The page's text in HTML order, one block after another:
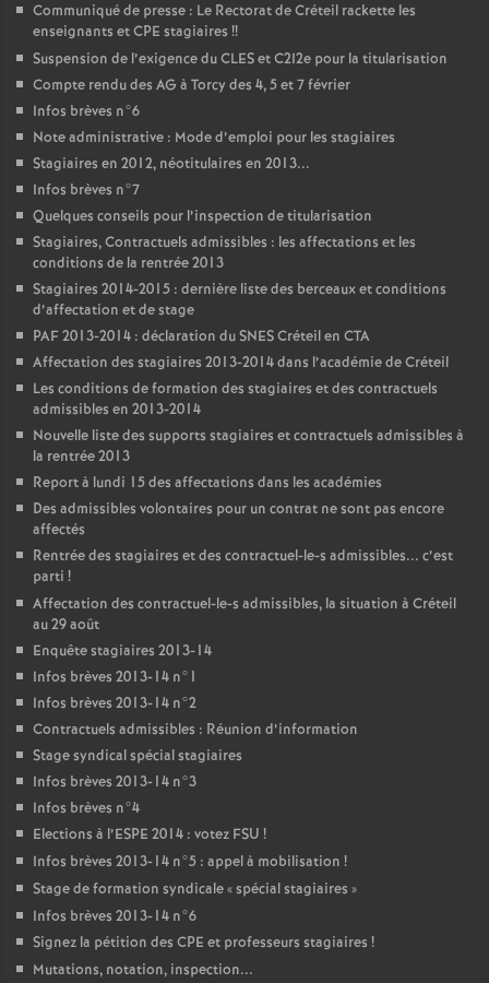
Communiqué de presse : Le Rectorat de Créteil rackette les
enseignants etCPE stagiaires !!
Suspension de l’exigence duCLESet C2I2e pour la titularisation
Compte rendu des AG à Torcy des 4, 5 et 7 février
Infos brèves n°6
Note administrative : Mode d’emploi pour les stagiaires
Stagiaires en 2012, néotitulaires en 2013...
Infos brèves n°7
Quelques conseils pour l’inspection de titularisation
Stagiaires, Contractuels admissibles : les affectations et les
conditions de la rentrée 2013
Stagiaires 2014-2015 : dernière liste des berceaux et conditions
d’affectation et de stage
PAF2013-2014 : déclaration duSNESCréteil en CTA
Affectation des stagiaires 2013-2014 dans l’académie de Créteil
Les conditions de formation des stagiaires et des contractuels
admissibles en 2013-2014
Nouvelle liste des supports stagiaires et contractuels admissibles à
la rentrée 2013
Report à lundi 15 des affectations dans les académies
Des admissibles volontaires pour un contrat ne sont pas encore
affectés
Rentrée des stagiaires et des contractuel-le-s admissibles... c’est
parti !
Affectation des contractuel-le-s admissibles, la situation à Créteil
au 29 août
Enquête stagiaires 2013-14
Infos brèves 2013-14 n°1
Infos brèves 2013-14 n°2
Contractuels admissibles : Réunion d’information
Stage syndical spécial stagiaires
Infos brèves 2013-14 n°3
Infos brèves n°4
Elections à l’ESPE 2014 : votez FSU !
Infos brèves 2013-14 n°5 : appel à mobilisation !
Stage de formation syndicale «spécial stagiaires »
Infos brèves 2013-14 n°6
Signez la pétition des CPE et professeurs stagiaires !
Mutations, notation, inspection...